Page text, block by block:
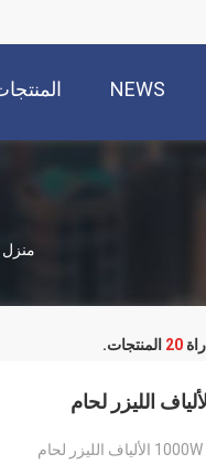
NEWS
منزل
20 المنتجات.